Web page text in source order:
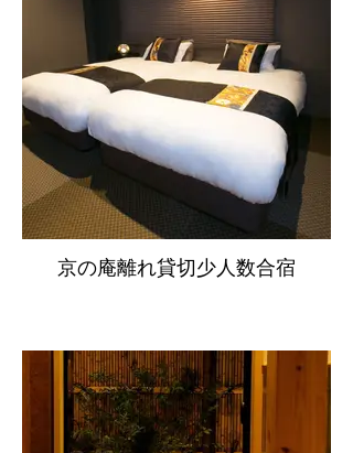
京の庵離れ貸切少人数合宿